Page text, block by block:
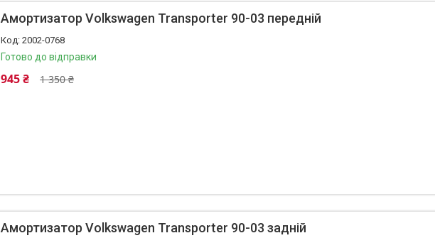
Амортизатор Volkswagen Transporter 90-03 передній
2002-0768
Готово до відправки
1 350 ₴
945 ₴
Амортизатор Volkswagen Transporter 90-03 задній